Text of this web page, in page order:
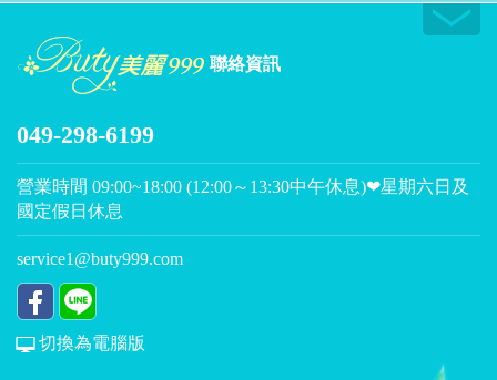
聯絡資訊
049-298-6199
營業時間 09:00~18:00 (12:00～13:30中午休息)❤星期六日及
國定假日休息
service1@buty999.com
切換為電腦版